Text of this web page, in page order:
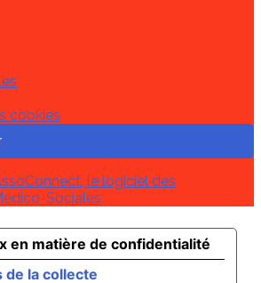
cookies
le logiciel des
Sociales
de la collecte
en matière de confidentialité